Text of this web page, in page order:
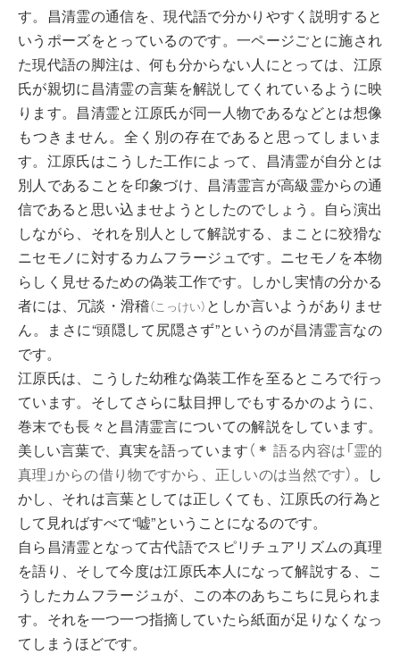
す。昌清霊の通信を、現代語で分かりやすく説明すると
いうポーズをとっているのです。一ページごとに施され
た現代語の脚注は、何も分からない人にとっては、江原
氏が親切に昌清霊の言葉を解説してくれているように映
ります。昌清霊と江原氏が同一人物であるなどとは想像
もつきません。全く別の存在であると思ってしまいま
す。江原氏はこうした工作によって、昌清霊が自分とは
別人であることを印象づけ、昌清霊言が高級霊からの通
信であると思い込ませようとしたのでしょう。自ら演出
しながら、それを別人として解説する、まことに狡猾な
ニセモノに対するカムフラージュです。ニセモノを本物
らしく見せるための偽装工作です。しかし実情の分かる
者には、冗談・ 滑稽（こっけい） としか言いようがありませ
ん。まさに“頭隠して尻隠さず”というのが昌清霊言なの
です。
江原氏は、こうした幼稚な偽装工作を至るところで行っ
ています。そしてさらに駄目押しでもするかのように、
巻末でも長々と昌清霊言についての解説をしています。
美しい言葉で、真実を語っています（ ＊ 語る内容は「霊的
真理」からの借り物ですから、正しいのは当然です） 。し
かし、それは言葉としては正しくても、江原氏の行為と
して見ればすべて“嘘”ということになるのです。
自ら昌清霊となって古代語でスピリチュアリズムの真理
を語り、そして今度は江原氏本人になって解説する、こ
うしたカムフラージュが、この本のあちこちに見られま
す。それを一つ一つ指摘していたら紙面が足りなくなっ
てしまうほどです。